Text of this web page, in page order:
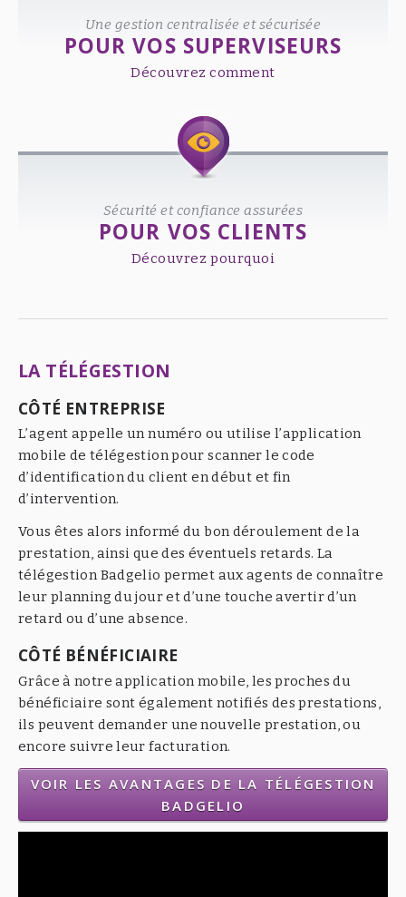
Une gestion centralisée et sécurisée
POUR VOS SUPERVISEURS
Découvrez comment
Sécurité et confiance assurées
POUR VOS CLIENTS
Découvrez pourquoi
LA TÉLÉGESTION
CÔTÉ ENTREPRISE
L’agent appelle un numéro ou utilise l’application
mobile de télégestion pour scanner le code
d’identification du client en début et fin
d’intervention.
Vous êtes alors informé du bon déroulement de la
prestation, ainsi que des éventuels retards. La
télégestion Badgelio permet aux agents de connaître
leur planning du jour et d’une touche avertir d’un
retard ou d’une absence.
CÔTÉ BÉNÉFICIAIRE
Grâce à notre application mobile, les proches du
bénéficiaire sont également notifiés des prestations,
ils peuvent demander une nouvelle prestation, ou
encore suivre leur facturation.
VOIR LES AVANTAGES DE LA TÉLÉGESTION
BADGELIO